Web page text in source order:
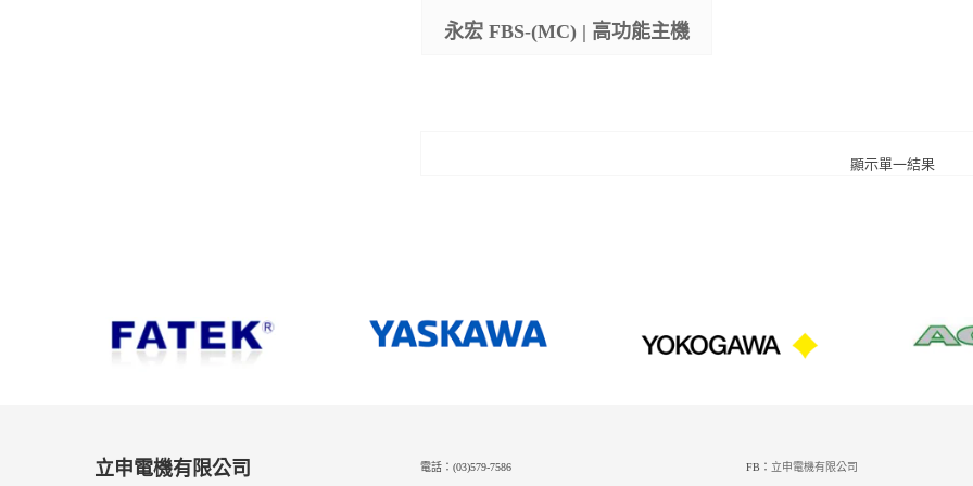
永宏 FBS-(MC) | 高功能主機
顯示單一結果
立申電機有限公司 電話：(03)579-7586 FB： 立申電機有限公司